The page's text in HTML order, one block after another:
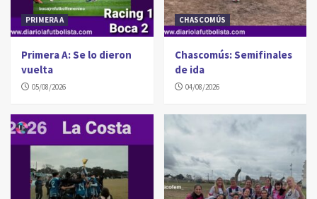
PRIMERA A
Primera A: Se lo dieron
vuelta
05/08/2026
CHASCOMÚS
Chascomús: Semifinales
de ida
04/08/2026